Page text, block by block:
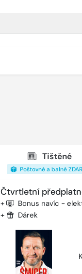
Tištěné
Poštovné a balné
Čtvrtletní
+ Bonus navíc -
+ Dárek